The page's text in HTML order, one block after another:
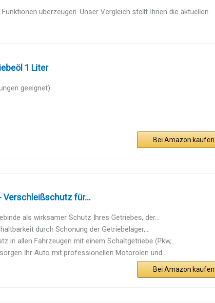
überzeugen. Unser Vergleich stellt Ihnen die aktuellen
1 Liter
geeignet)
Bei Amazon kaufen
Verschleißschutz für...
als wirksamer Schutz Ihres Getriebes, der...
durch Schonung der Getriebelager,...
in allen Fahrzeugen mit einem Schaltgetriebe (Pkw,...
Ihr Auto mit professionellen Motorölen und...
Bei Amazon kaufen